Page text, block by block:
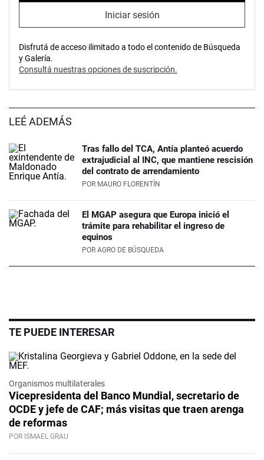
Iniciar sesión
Disfrutá de acceso ilimitado a todo el contenido de Búsqueda
y Galería.
Consultá nuestras opciones de suscripción.
LEÉ ADEMÁS
Tras fallo del TCA, Antía planteó acuerdo
extrajudicial al INC, que mantiene rescisión
del contrato de arrendamiento
POR MAURO FLORENTÍN
El MGAP asegura que Europa inició el
trámite para rehabilitar el ingreso de
equinos
POR AGRO DE BÚSQUEDA
TE PUEDE INTERESAR
Organismos multilaterales
Vicepresidenta del Banco Mundial, secretario de
OCDE y jefe de CAF; más visitas que traen arenga
de reformas
POR ISMAEL GRAU